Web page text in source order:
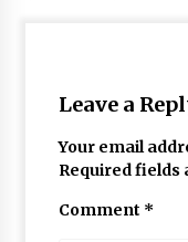
Leave a
Your email
Required fields
Comment *